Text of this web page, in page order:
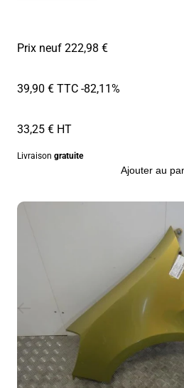
Prix neuf 222,98 €
39,90 € TTC-82,11%
33,25 € HT
Livraison gratuite
Ajouter au